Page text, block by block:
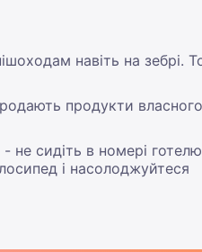
навіть на зебрі.
продукти власного
- не сидіть в номері
і насолоджуйтеся